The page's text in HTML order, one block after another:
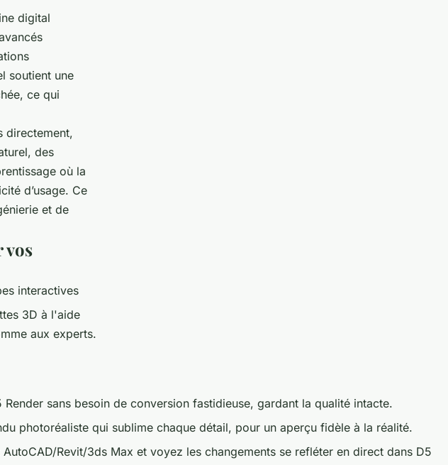
digital
soutient une
ce qui
directement,
des
où la
d’usage. Ce
et de
vos
interactives
3D à l'aide
aux experts.
sans besoin de conversion fastidieuse, gardant la qualité intacte.
photoréaliste qui sublime chaque détail, pour un aperçu fidèle à la réalité.
Revit/3ds Max et voyez les changements se refléter en direct dans D5